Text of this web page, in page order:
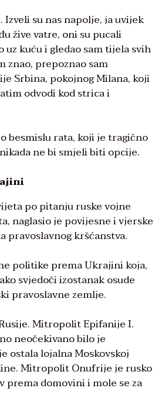
su nas napolje, ja uvijek
žive vatre, oni su pucali
uz kuću i gledao sam tijela svih
znao, prepoznao sam
Srbina, pokojnog Milana, koji
odvodi kod strica i
besmislu rata, koji je tragično
ne bi smjeli biti opcije.
po pitanju ruske vojne
naglasio je povijesne i vjerske
pravoslavnog kršćanstva.
politike prema Ukrajini koja,
svjedoči izostanak osude
pravoslavne zemlje.
Mitropolit Epifanije I.
neočekivano bilo je
ostala lojalna Moskovskoj
Mitropolit Onufrije je rusko
prema domovini i mole se za